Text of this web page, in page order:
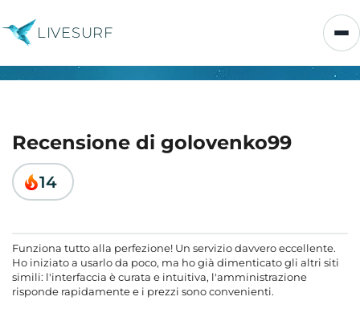
LIVESURF
Recensione di golovenko99
14
Funziona tutto alla perfezione! Un servizio davvero eccellente.
Ho iniziato a usarlo da poco, ma ho già dimenticato gli altri siti
simili: l'interfaccia è curata e intuitiva, l'amministrazione
risponde rapidamente e i prezzi sono convenienti.